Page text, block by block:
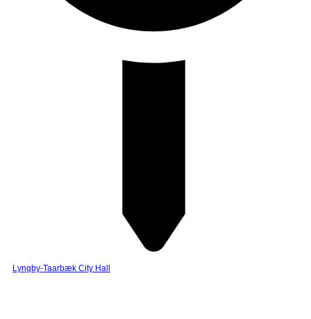
Lyngby-Taarbæk City Hall